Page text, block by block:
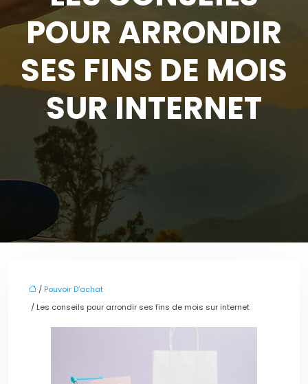
POUR ARRONDIR
SES FINS DE MOIS
SUR INTERNET
/ Pouvoir D’achat
/ Les conseils pour arrondir ses fins de mois sur internet